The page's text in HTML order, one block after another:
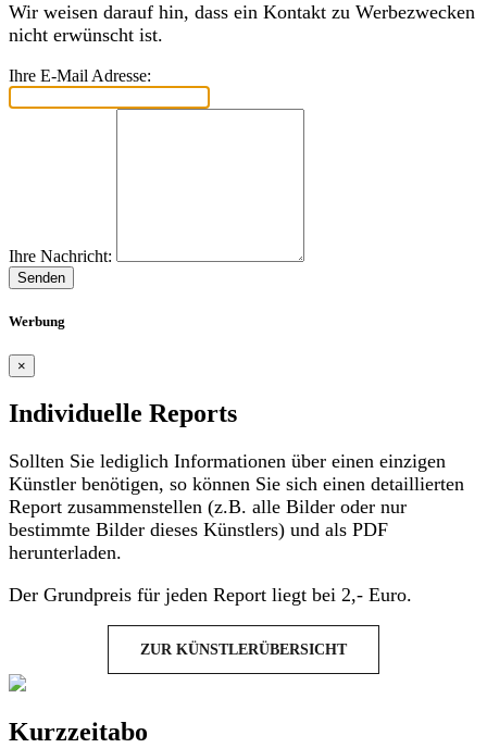
Wir weisen darauf hin, dass ein Kontakt zu Werbezwecken
nicht erwünscht ist.
Ihre E-Mail Adresse:
Ihre Nachricht:
Senden
Werbung
×
Individuelle Reports
Sollten Sie lediglich Informationen über einen einzigen
Künstler benötigen, so können Sie sich einen detaillierten
Report zusammenstellen (z.B. alle Bilder oder nur
bestimmte Bilder dieses Künstlers) und als PDF
herunterladen.
Der Grundpreis für jeden Report liegt bei 2,- Euro.
ZUR KÜNSTLERÜBERSICHT
Kurzzeitabo